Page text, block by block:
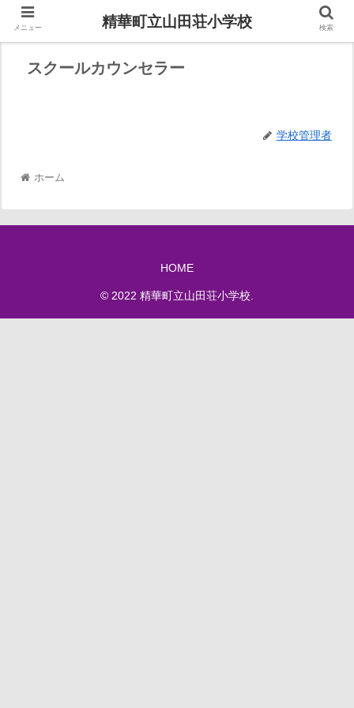
スクールカウンセラー
学校管理者
ホーム
HOME
© 2022 精華町立山田荘小学校.
メニュー 精華町立山田荘小学校 検索